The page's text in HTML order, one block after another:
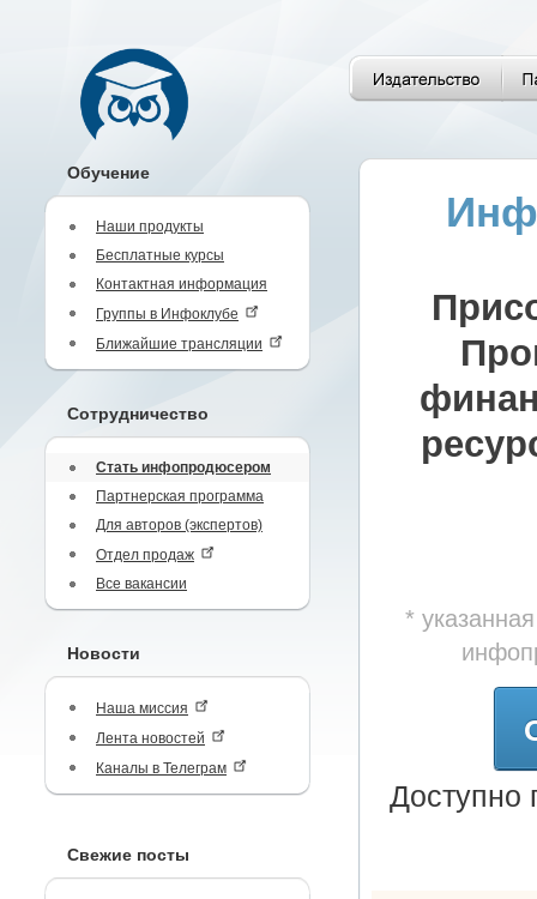
Обучение
Наши продукты
Бесплатные курсы
Контактная информация
Группы в Инфоклубе
Ближайшие трансляции
Сотрудничество
Стать инфопродюсером
Партнерская программа
Для авторов (экспертов)
Отдел продаж
Все вакансии
Новости
Наша миссия
Лента новостей
Каналы в Телеграм
Свежие посты
*
Доступно